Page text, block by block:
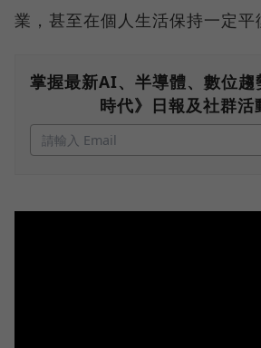
業，甚至在個人生活保持一定平
掌握最新AI、半導體、數位趨
時代》日報及社群活